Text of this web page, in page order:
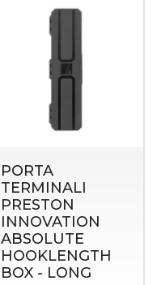
PORTA
TERMINALI
PRESTON
INNOVATION
ABSOLUTE
HOOKLENGTH
BOX - LONG